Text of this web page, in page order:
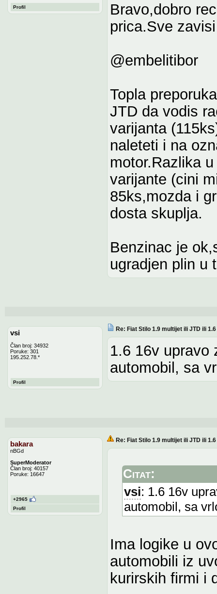
Profil
Bravo,dobro
prica.Sve
@embelitibor
Topla
JTD da vodis
varijanta
naleteti i na
motor.Razlika
varijante (cini
85ks,mozda i
dosta skuplja.
Benzinac je
ugradjen plin u
vsi
Član broj: 34932
Poruke: 301
195.252.78.*
Profil
Re: Fiat Stilo 1.9 multijet ili JTD ili
1.6 16v upravo
automobil, sa
bakara
nBGd
SuperModerator
Član broj: 40157
Poruke: 16647
+2965
Profil
Re: Fiat Stilo 1.9 multijet ili JTD ili
Citat:
vsi: 1.6 16v
automobil, sa
Ima logike u
automobili iz
kurirskih firmi i